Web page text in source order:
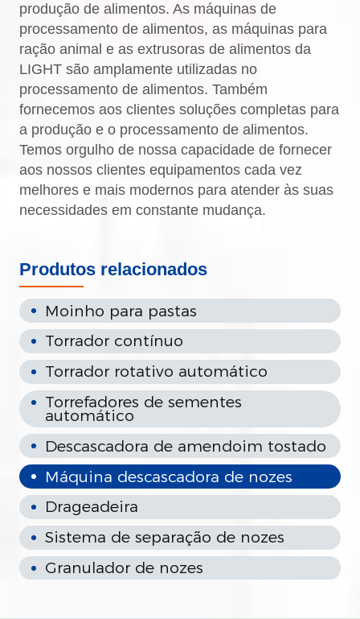
produção de alimentos. As máquinas de
processamento de alimentos, as máquinas para
ração animal e as extrusoras de alimentos da
LIGHT são amplamente utilizadas no
processamento de alimentos. Também
fornecemos aos clientes soluções completas para
a produção e o processamento de alimentos.
Temos orgulho de nossa capacidade de fornecer
aos nossos clientes equipamentos cada vez
melhores e mais modernos para atender às suas
necessidades em constante mudança.
Produtos relacionados
Moinho para pastas
Torrador contínuo
Torrador rotativo automático
Torrefadores de sementes
automático
Descascadora de amendoim tostado
Máquina descascadora de nozes
Drageadeira
Sistema de separação de nozes
Granulador de nozes